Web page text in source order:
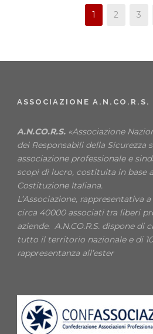
1 2 3
ASSOCIAZIONE A.N.CO.R.S.
A.N.CO.R.S. «Associazione
dei Responsabili della Sicurezza
associazione professionale e
scopi di lucro, costituita in base
Costituzione Italiana.
L’Associazione, rappresentativa
circa 40000 associati tra liberi
aziende. A.N.CO.R.S. dispone di
tutto il territorio nazionale e di
rappresentanza all’ester